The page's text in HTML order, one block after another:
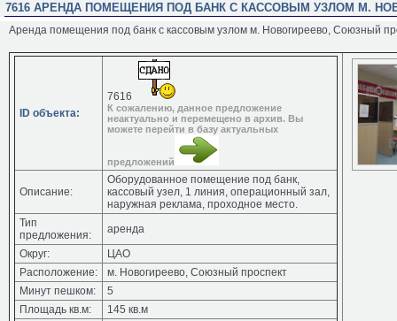
7616 АРЕНДА ПОМЕЩЕНИЯ ПОД БАНК С КАССОВЫМ УЗЛОМ М.
Аренда помещения под банк с кассовым узлом м. Новогиреево, Союзный
ID объекта:
7616
К сожалению, данное предложение
неактуально и перемещено в архив. Вы
можете перейти в базу актуальных
предложений
Описание:
Оборудованное помещение под банк,
кассовый узел, 1 линия, операционный зал,
наружная реклама, проходное место.
Тип
предложения:
аренда
Округ:
ЦАО
Расположение:
м. Новогиреево, Союзный проспект
Минут пешком:
5
Площадь кв.м:
145 кв.м